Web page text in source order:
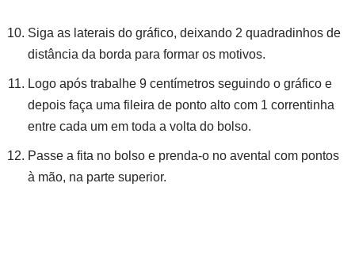
Siga as laterais do gráfico, deixando 2 quadradinhos de
distância da borda para formar os motivos.
Logo após trabalhe 9 centímetros seguindo o gráfico e
depois faça uma fileira de ponto alto com 1 correntinha
entre cada um em toda a volta do bolso.
Passe a fita no bolso e prenda-o no avental com pontos
à mão, na parte superior.